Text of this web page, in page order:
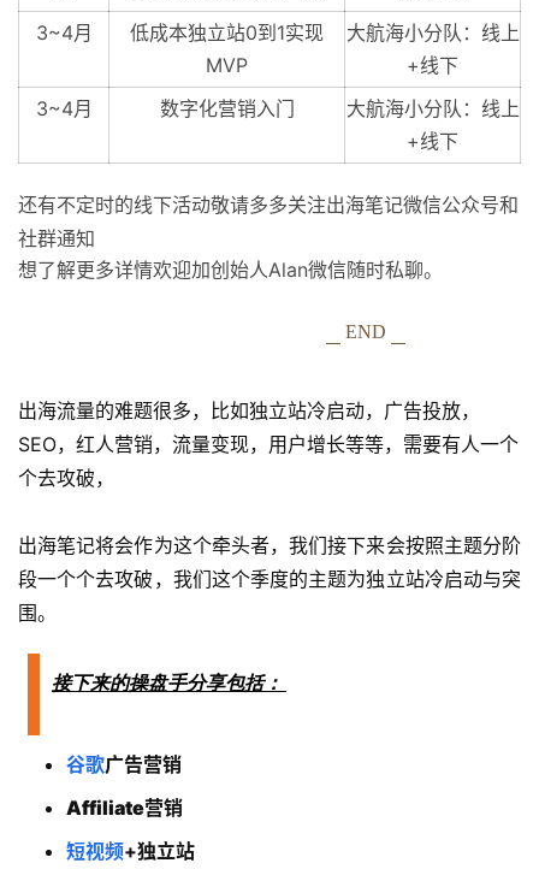
3~4月
低成本独立站0到1实现
MVP
大航海小分队：线上
+线下
3~4月
数字化营销入门
大航海小分队：线上
+线下
还有不定时的线下活动敬请多多关注出海笔记微信公众号和
社群通知
想了解更多详情欢迎加创始人Alan微信随时私聊。
END
出海流量的难题很多，比如独立站冷启动，广告投放，
SEO，红人营销，流量变现，用户增长等等，需要有人一个
个去攻破，
出海笔记将会作为这个牵头者，我们接下来会按照主题分阶
段一个个去攻破，我们这个季度的主题为独立站冷启动与突
围。
接下来的操盘手分享包括：
谷歌广告营销
Affiliate营销
短视频+独立站